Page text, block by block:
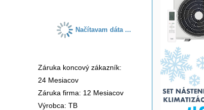
Načítavam dáta ...
Záruka koncový zákazník:
24 Mesiacov
Záruka firma: 12 Mesiacov
Výrobca: TB